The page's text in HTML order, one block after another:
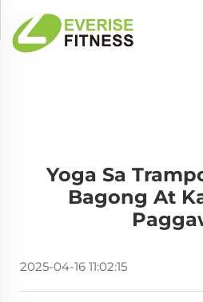
Yoga Sa
Bagong At
2025-04-16 11:02:15